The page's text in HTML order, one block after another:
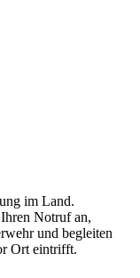
im Land.
Notruf an,
und begleiten
Ort eintrifft.